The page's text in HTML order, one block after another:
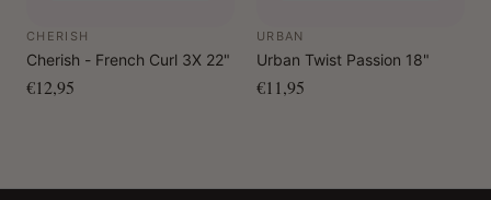
CHERISH
Cherish - French Curl 3X 22"
€12,95
URBAN
Urban Twist Passion 18"
€11,95